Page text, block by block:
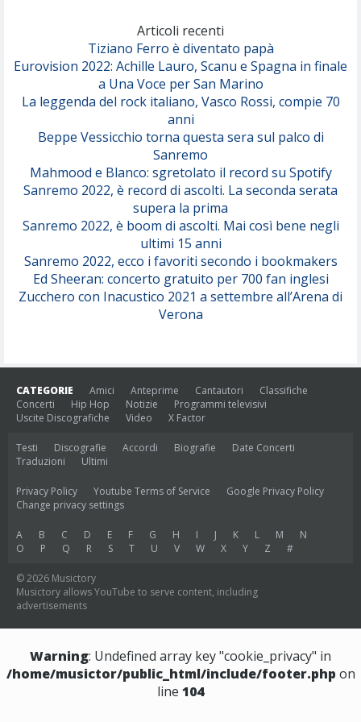
Serenamente
Articoli recenti
Tiziano Ferro è diventato papà
Eurovision 2022: Achille Lauro, Scanu e Spagna in finale
a Una Voce per San Marino
La leggenda del rock italiano, Vasco Rossi, compie 70
anni
Beppe Vessicchio torna questa sera sul palco di
Sanremo
Mahmood e Blanco: sgretolato il record su Spotify
Sanremo 2022, è record di ascolti. La seconda serata
supera la prima
Sanremo 2022, è boom di ascolti. Mai così bene negli
ultimi 15 anni
Sanremo 2022, ecco i favoriti secondo i bookmakers
Ed Sheeran: concerto gratuito per 700 fan inglesi
Zucchero con Inacustico 2021 a settembre all’Arena di
Verona
CATEGORIE Amici Anteprime Cantautori
Classifiche
Concerti
Hip Hop Notizie
Programmi televisivi
Uscite Discografiche
Video X Factor
Testi Discografie Accordi Biografie
Date Concerti
Traduzioni
Ultimi
Privacy Policy Youtube Terms of Service
Google Privacy Policy
Change privacy settings
A B C D E F G H I J K L M
N
O
P Q R S T U V W X Y Z #
© 2026 Musictory
Musictory allows YouTube to serve content, including
advertisements
Warning: Undefined array key "cookie_privacy" in
/home/musictor/public_html/include/footer.php on
line 104